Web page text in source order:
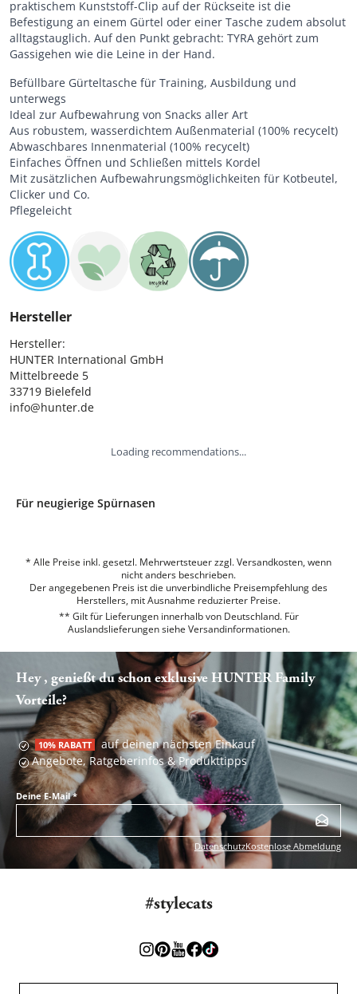
praktischem Kunststoff-Clip auf der Rückseite ist die
Befestigung an einem Gürtel oder einer Tasche zudem absolut
alltagstauglich. Auf den Punkt gebracht: TYRA gehört zum
Gassigehen wie die Leine in der Hand.
Befüllbare Gürteltasche für Training, Ausbildung und
unterwegs
Ideal zur Aufbewahrung von Snacks aller Art
Aus robustem, wasserdichtem Außenmaterial (100% recycelt)
Abwaschbares Innenmaterial (100% recycelt)
Einfaches Öffnen und Schließen mittels Kordel
Mit zusätzlichen Aufbewahrungsmöglichkeiten für Kotbeutel,
Clicker und Co.
Pflegeleicht
Hersteller
Hersteller:
HUNTER International GmbH
Mittelbreede 5
33719 Bielefeld
info@hunter.de
Loading recommendations...
Für neugierige Spürnasen
* Alle Preise inkl. gesetzl. Mehrwertsteuer zzgl. Versandkosten, wenn
nicht anders beschrieben.
Der angegebenen Preis ist die unverbindliche Preisempfehlung des
Herstellers, mit Ausnahme reduzierter Preise.
** Gilt für Lieferungen innerhalb von Deutschland. Für
Auslandslieferungen siehe Versandinformationen.
Hey , genießt du schon exklusive HUNTER Family
Vorteile?
10% RABATT auf deinen nächsten Einkauf
Angebote, Ratgeberinfos & Produkttipps
Deine E-Mail*
DatenschutzKostenlose Abmeldung
#stylecats